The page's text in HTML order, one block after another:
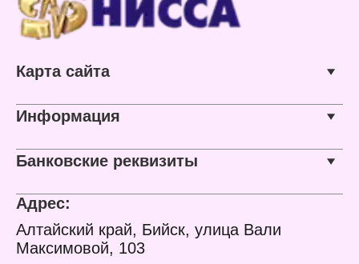
Карта сайта
Информация
Банковские реквизиты
Адрес:
Алтайский край, Бийск, улица Вали
Максимовой, 103